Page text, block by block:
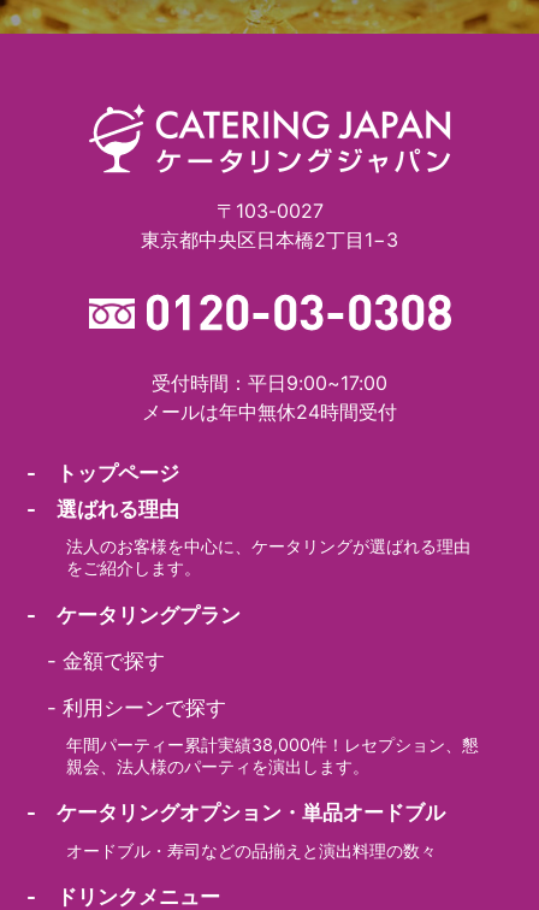
〒103-0027
東京都中央区日本橋2丁目1−3
受付時間：平日9:00~17:00
メールは年中無休24時間受付
- トップページ
- 選ばれる理由
法人のお客様を中心に、ケータリングが選ばれる理由
をご紹介します。
- ケータリングプラン
-金額で探す
-利用シーンで探す
年間パーティー累計実績38,000件！レセプション、懇
親会、法人様のパーティを演出します。
- ケータリングオプション・単品オードブル
オードブル・寿司などの品揃えと演出料理の数々
- ドリンクメニュー